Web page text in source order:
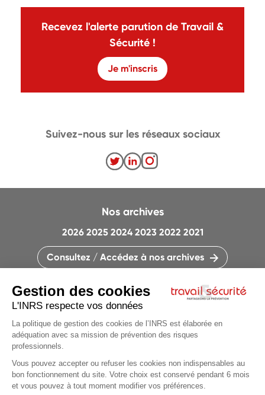
Recevez l'alerte parution de Travail &
Sécurité !
Je m'inscris
CONTACTEZ LA RÉDACTION
QUI SOMMES-NOUS ?
PLAN DU SITE
PARAMÈTRES DES COOKIES
Nos archives
2026 2025 2024 2023 2022 2021
Consultez / Accédez à nos archives
Suivez-nous sur les réseaux sociaux